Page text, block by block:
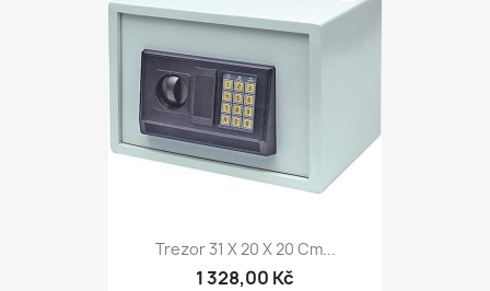
Trezor 31 X 20 X 20 Cm...
1 328,00 Kč